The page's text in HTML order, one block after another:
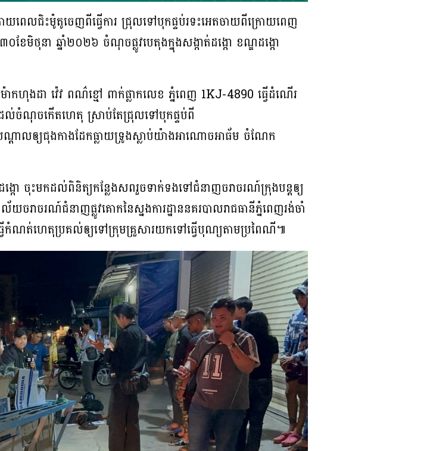
ោយពេលជិះម៉ូតូចេញពីធ្វើការ ជ្រុលទៅបុកផ្ទប់រទះអេតចាយពីក្រោយពេញ
មិថុនា ឆ្នាំ២០២៦ ចំណុចផ្លូវបេតុងក្នុងសង្កាត់ដង្កោ ខណ្ឌដង្កោ
ងដា វ៉េវ ពណ៌ខ្មៅ ពាក់ផ្លាកលេខ ភ្នំពេញ 1KJ-4890 ធ្វើដំណើរ
ចំណុចកើតហេតុ ស្រាប់តែជ្រុលទៅបុកផ្ទប់ពី
ាលឲ្យជុងកាងដែកធ្លាយទ្រូងស្លាប់យ៉ាងអាណោចអាធ័ម ចំណែក
កោ ចុះមកដល់ពិនិត្យកន្លែងសពរួចទាក់ទងទៅជំនាញចរាចរណ៍ក្រុងបន្តឲ្យ
រាចរណ៍ជំនាញផ្លូវគោកនៃស្នងការដ្ឋាននគរបាលរាជធានីភ្នំពេញរង់ចាំ
កំណត់ហេតុប្រគល់ឲ្យទៅក្រុមគ្រួសារយកទៅធ្វើបុណ្យតាមប្រពៃណី៕